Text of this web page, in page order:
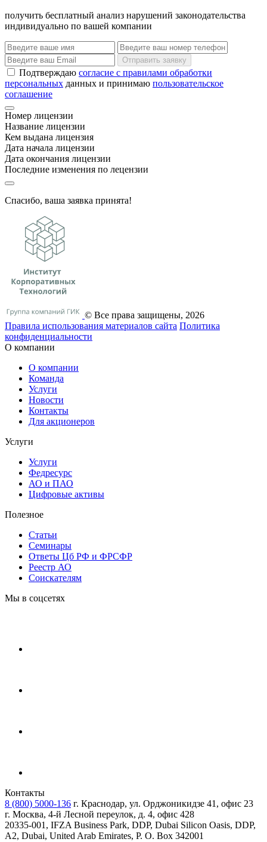
получить бесплатный анализ нарушений законодательства
индивидуально по вашей компании
Отправить заявку
Подтверждаю согласие с правилами обработки
персональных данных и принимаю пользовательское
соглашение
Номер лицензии
Название лицензии
Кем выдана лицензия
Дата начала лицензии
Дата окончания лицензии
Последние изменения по лецензии
Спасибо, ваша заявка принята!
© Все права защищены, 2026
Правила использования материалов сайта Политика
конфиденциальности
О компании
О компании
Команда
Услуги
Новости
Контакты
Для акционеров
Услуги
Услуги
Федресурс
АО и ПАО
Цифровые активы
Полезное
Статьи
Cеминары
Ответы Цб РФ и ФРСФР
Реестр АО
Соискателям
Мы в соцсетях
Контакты
8 (800) 5000-136 г. Краснодар, ул. Орджоникидзе 41, офис 23
г. Москва, 4-й Лесной переулок, д. 4, офис 428
20335-001, IFZA Business Park, DDP, Dubai Silicon Oasis, DDP,
A2, Dubai, United Arab Emirates, P. O. Box 342001